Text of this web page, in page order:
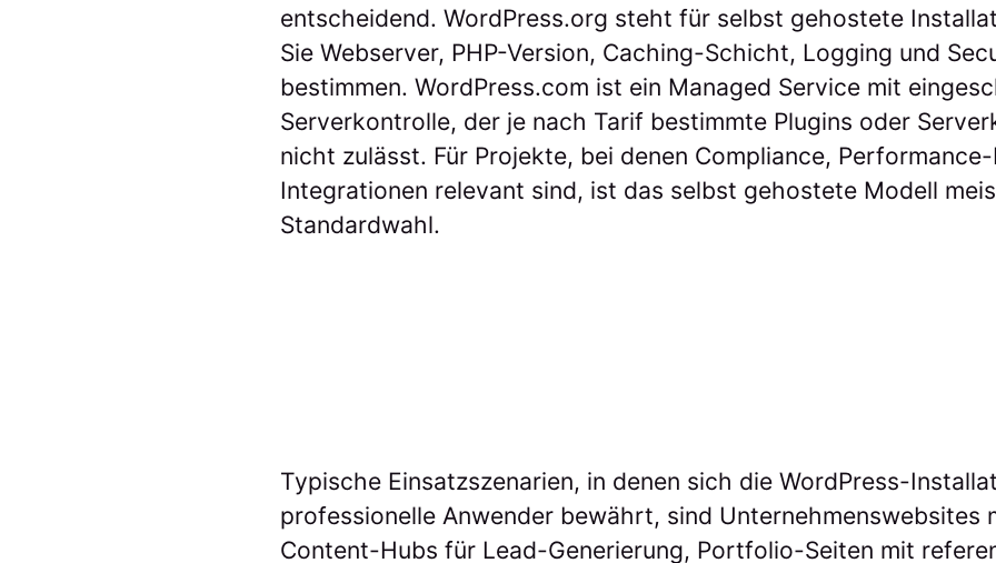
entscheidend. WordPress.org steht für selbst gehostete
Sie Webserver, PHP-Version, Caching-Schicht, Logging und
bestimmen. WordPress.com ist ein Managed Service mit
Serverkontrolle, der je nach Tarif bestimmte Plugins oder
nicht zulässt. Für Projekte, bei denen Compliance,
Integrationen relevant sind, ist das selbst gehostete Modell
Standardwahl.
Typische Einsatzszenarien, in denen sich die WordPress-
professionelle Anwender bewährt, sind Unternehmenswebsites
Content-Hubs für Lead-Generierung, Portfolio-Seiten mit